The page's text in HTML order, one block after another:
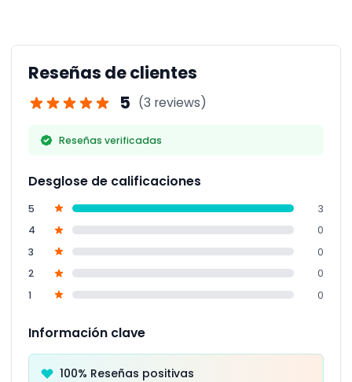
requieren entradas separadas.
Reseñas de clientes
5 (3 reviews)
Reseñas verificadas
Desglose de calificaciones
5
3
4
0
3
0
2
0
1
0
Información clave
100% Reseñas positivas